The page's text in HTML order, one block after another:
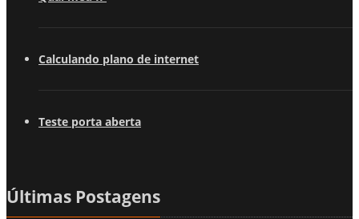
Calculando plano de internet
Teste porta aberta
Últimas Postagens